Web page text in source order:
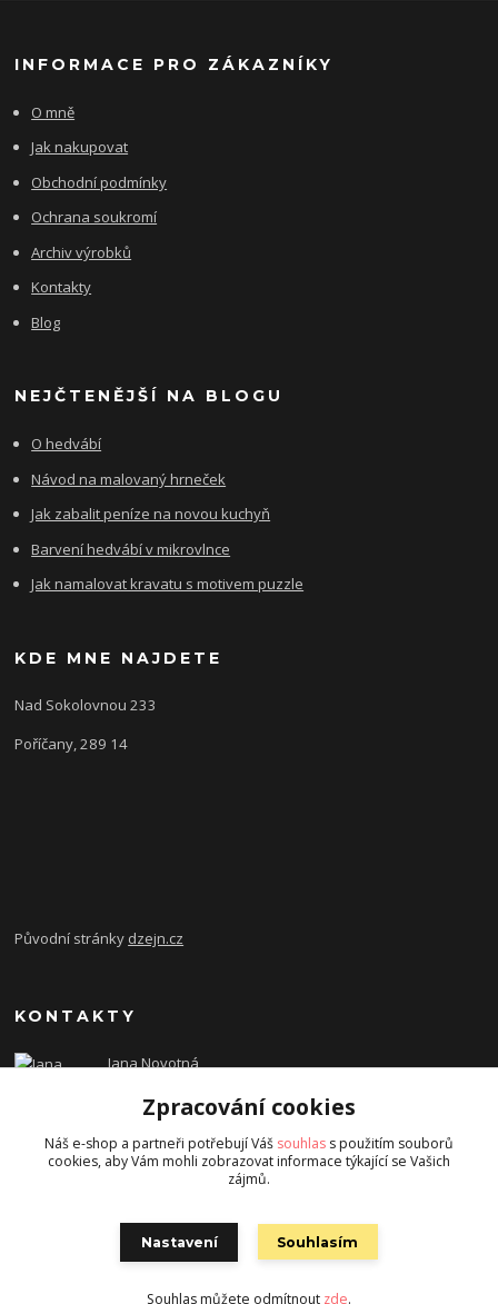
INFORMACE PRO ZÁKAZNÍKY
O mně
Jak nakupovat
Obchodní podmínky
Ochrana soukromí
Archiv výrobků
Kontakty
Blog
NEJČTENĚJŠÍ NA BLOGU
O hedvábí
Návod na malovaný hrneček
Jak zabalit peníze na novou kuchyň
Barvení hedvábí v mikrovlnce
Jak namalovat kravatu s motivem puzzle
KDE MNE NAJDETE
Nad Sokolovnou 233
Poříčany, 289 14
Původní stránky dzejn.cz
KONTAKTY
Jana Novotná
dzejn.n@email.cz
Zpracování cookies
Náš e-shop a partneři potřebují Váš souhlas s použitím souborů
cookies, aby Vám mohli zobrazovat informace týkající se Vašich
zájmů.
Nastavení Souhlasím
Souhlas můžete odmítnout zde.